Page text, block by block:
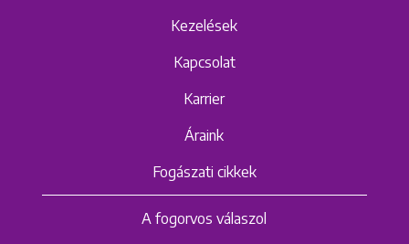
Kezelések
Kapcsolat
Karrier
Áraink
Fogászati cikkek
A fogorvos válaszol